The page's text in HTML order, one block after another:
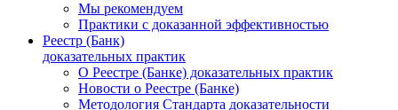
Мы рекомендуем
Практики с доказанной эффективностью
Реестр (Банк)
доказательных практик
О Реестре (Банке) доказательных практик
Новости о Реестре (Банке)
Методология Стандарта доказательности